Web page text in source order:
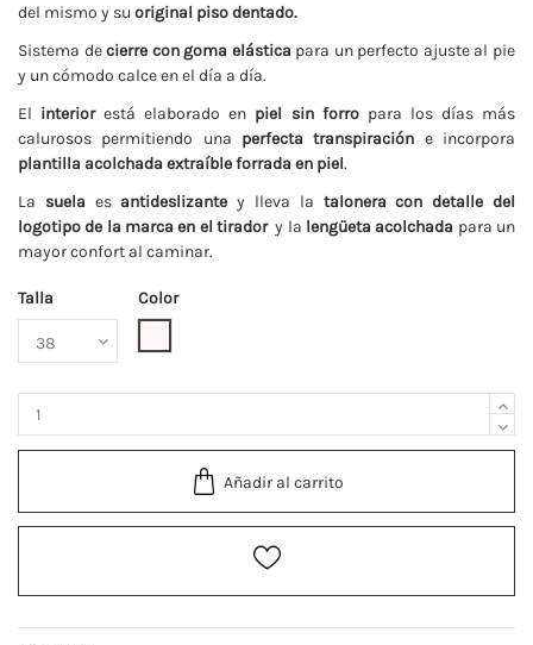
del mismo y su original piso dentado.
Sistema decierre con goma elástica para un perfecto ajuste al pie
y un cómodo calce en el día a día.
El interiorestá elaborado en piel sin forropara los días más
calurosos permitiendo una perfecta transpiración e incorpora
plantilla acolchada extraíble forrada en piel.
La suela es antideslizante y lleva la talonera con detalle del
logotipo de la marca en el tiradory la lengüeta acolchada para un
mayor confort al caminar.
Talla
Color
Añadir al carrito